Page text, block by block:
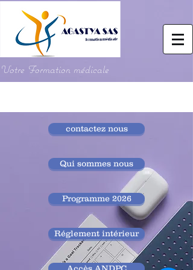
Votre Formation médicale
contactez nous
Qui sommes nous
Programme 2026
Réglement intérieur